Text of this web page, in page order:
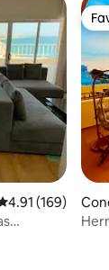
4.91 (169)